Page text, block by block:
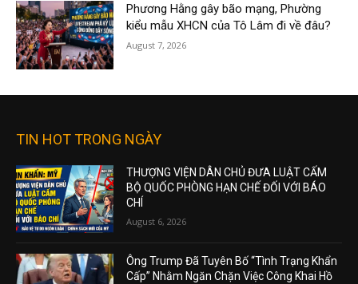
Phương Hằng gây bão mạng, Phường
kiểu mẫu XHCN của Tô Lâm đi về đâu?
August 7, 2026
TIN HOT TRONG NGÀY
THƯỢNG VIỆN DÂN CHỦ ĐƯA LUẬT CẤM
BỘ QUỐC PHÒNG HẠN CHẾ ĐỐI VỚI BÁO
CHÍ
August 6, 2026
Ông Trump Đã Tuyên Bố “Tình Trạng Khẩn
Cấp” Nhằm Ngăn Chặn Việc Công Khai Hồ